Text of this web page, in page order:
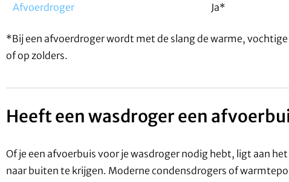
Afvoerdroger Ja*
*Bij een afvoerdroger wordt met de slang de warme,
of op zolders.
Heeft een wasdroger een
Of je een afvoerbuis voor je wasdroger nodig hebt, ligt aan
naar buiten te krijgen. Moderne condensdrogers of